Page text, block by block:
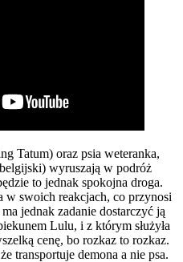
Tatum) oraz psia weteranka,
wyruszają w podróż
to jednak spokojna droga.
swoich reakcjach, co przynosi
jednak zadanie dostarczyć ją
Lulu, i z którym służyła
cenę, bo rozkaz to rozkaz.
transportuje demona a nie psa.